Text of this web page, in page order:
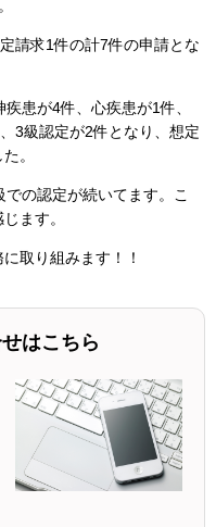
請求1件の計7件の申請とな
患が4件、心疾患が1件、
3級認定が2件となり、想定
。
の認定が続いてます。こ
ます。
取り組みます！！
はこちら